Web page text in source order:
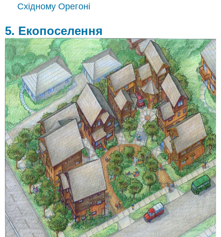
Східному Орегоні
5. Екопоселення